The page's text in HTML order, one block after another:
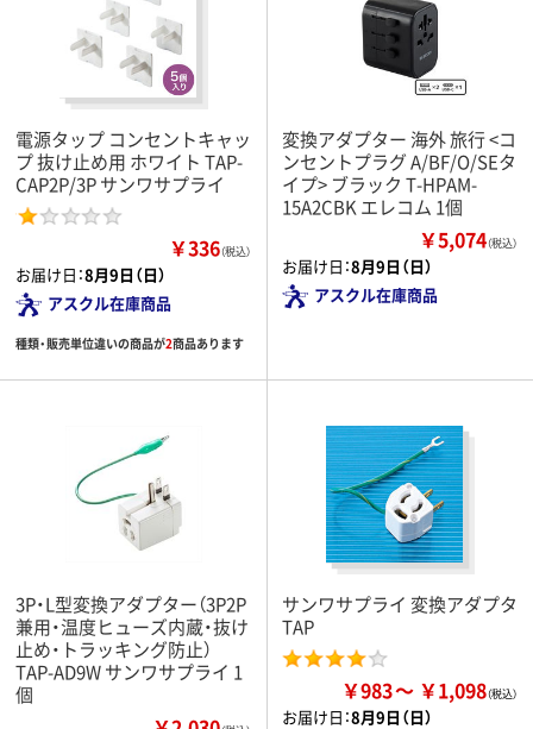
電源タップ コンセントキャッ
プ 抜け止め用 ホワイト TAP-
CAP2P/3P サンワサプライ
￥336（税込）
お届け日：8月9日（日）
アスクル在庫商品
種類・販売単位違いの商品が2商品あります
変換アダプター 海外 旅行 <コ
ンセントプラグ A/BF/O/SEタ
イプ> ブラック T-HPAM-
15A2CBK エレコム 1個
￥5,074（税込）
お届け日：8月9日（日）
アスクル在庫商品
3P・L型変換アダプター（3P2P
兼用・温度ヒューズ内蔵・抜け
止め・トラッキング防止）
TAP-AD9W サンワサプライ 1
個
サンワサプライ 変換アダプタ
TAP
￥983 ￥1,098
お届け日：8月9日（日）